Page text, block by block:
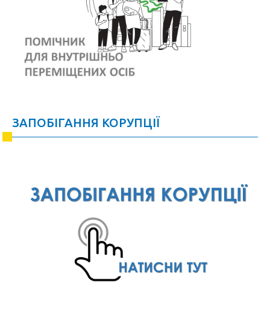
ЗАПОБІГАННЯ КОРУПЦІЇ